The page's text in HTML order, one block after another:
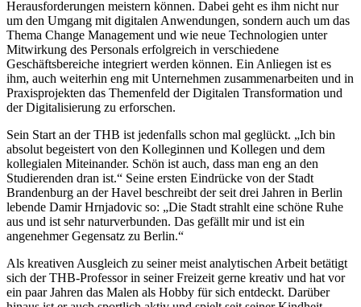
Herausforderungen meistern können. Dabei geht es ihm nicht nur
um den Umgang mit digitalen Anwendungen, sondern auch um das
Thema Change Management und wie neue Technologien unter
Mitwirkung des Personals erfolgreich in verschiedene
Geschäftsbereiche integriert werden können. Ein Anliegen ist es
ihm, auch weiterhin eng mit Unternehmen zusammenarbeiten und in
Praxisprojekten das Themenfeld der Digitalen Transformation und
der Digitalisierung zu erforschen.
Sein Start an der THB ist jedenfalls schon mal geglückt. „Ich bin
absolut begeistert von den Kolleginnen und Kollegen und dem
kollegialen Miteinander. Schön ist auch, dass man eng an den
Studierenden dran ist.“ Seine ersten Eindrücke von der Stadt
Brandenburg an der Havel beschreibt der seit drei Jahren in Berlin
lebende Damir Hrnjadovic so: „Die Stadt strahlt eine schöne Ruhe
aus und ist sehr naturverbunden. Das gefällt mir und ist ein
angenehmer Gegensatz zu Berlin.“
Als kreativen Ausgleich zu seiner meist analytischen Arbeit betätigt
sich der THB-Professor in seiner Freizeit gerne kreativ und hat vor
ein paar Jahren das Malen als Hobby für sich entdeckt. Darüber